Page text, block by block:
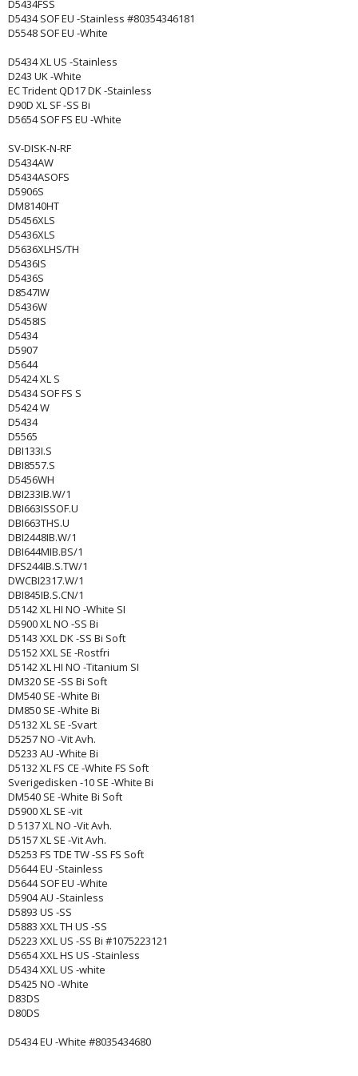
D5434FSS
D5434 SOF EU -Stainless #80354346181
D5548 SOF EU -White
D5434 XL US -Stainless
D243 UK -White
EC Trident QD17 DK -Stainless
D90D XL SF -SS Bi
D5654 SOF FS EU -White
SV-DISK-N-RF
D5434AW
D5434ASOFS
D5906S
DM8140HT
D5456XLS
D5436XLS
D5636XLHS/TH
D5436IS
D5436S
D8547IW
D5436W
D5458IS
D5434
D5907
D5644
D5424 XL S
D5434 SOF FS S
D5424 W
D5434
D5565
DBI133I.S
DBI8557.S
D5456WH
DBI233IB.W/1
DBI663ISSOF.U
DBI663THS.U
DBI2448IB.W/1
DBI644MIB.BS/1
DFS244IB.S.TW/1
DWCBI2317.W/1
DBI845IB.S.CN/1
D5142 XL HI NO -White SI
D5900 XL NO -SS Bi
D5143 XXL DK -SS Bi Soft
D5152 XXL SE -Rostfri
D5142 XL HI NO -Titanium SI
DM320 SE -SS Bi Soft
DM540 SE -White Bi
DM850 SE -White Bi
D5132 XL SE -Svart
D5257 NO -Vit Avh.
D5233 AU -White Bi
D5132 XL FS CE -White FS Soft
Sverigedisken -10 SE -White Bi
DM540 SE -White Bi Soft
D5900 XL SE -vit
D 5137 XL NO -Vit Avh.
D5157 XL SE -Vit Avh.
D5253 FS TDE TW -SS FS Soft
D5644 EU -Stainless
D5644 SOF EU -White
D5904 AU -Stainless
D5893 US -SS
D5883 XXL TH US -SS
D5223 XXL US -SS Bi #1075223121
D5654 XXL HS US -Stainless
D5434 XXL US -white
D5425 NO -White
D83DS
D80DS
D5434 EU -White #8035434680